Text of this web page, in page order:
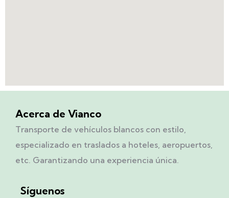
Acerca de Vianco
Transporte de vehículos blancos con estilo,
especializado en traslados a hoteles, aeropuertos,
etc. Garantizando una experiencia única.
Síguenos